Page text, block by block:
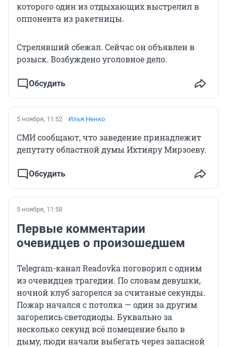
которого один из отдыхающих выстрелил в
оппонента из ракетницы.
Стрелявший сбежал. Сейчас он объявлен в
розыск. Возбуждено уголовное дело.
Обсудить
5 ноября, 11:52 Илья Ненко
СМИ сообщают, что заведение принадлежит
депутату областной думы Ихтияру Мирзоеву.
Обсудить
5 ноября, 11:58
Первые комментарии
очевидцев о произошедшем
Telegram-канал Readovka поговорил с одним
из очевидцев трагедии. По словам девушки,
ночной клуб загорелся за считаные секунды.
Пожар начался с потолка — один за другим
загорелись светодиоды. Буквально за
несколько секунд всё помещение было в
дыму, люди начали выбегать через запасной